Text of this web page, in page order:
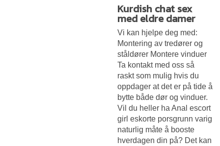
Kurdish chat sex
med eldre damer
Vi kan hjelpe deg med:
Montering av tredører og
ståldører Montere vinduer
Ta kontakt med oss så
raskt som mulig hvis du
oppdager at det er på tide å
bytte både dør og vinduer.
Vil du heller ha Anal escort
girl eskorte porsgrunn varig
naturlig måte å booste
hverdagen din på? Det kan